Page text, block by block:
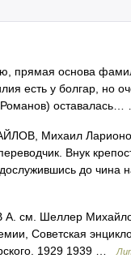
прямая основа
есть у болгар, но
Романов)
Михаил
Внук
до чина
Шеллер
Советская
1929 1939 …